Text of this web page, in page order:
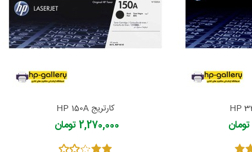
کارتریج HP 150A
2,270,000 تومان